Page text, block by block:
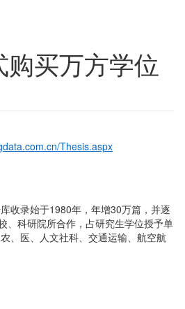
买万方学位
Thesis.aspx
收录始于1980年，年增30万篇，并逐
、科研院所合作，占研究生学位授予单
、医、人文社科、交通运输、航空航